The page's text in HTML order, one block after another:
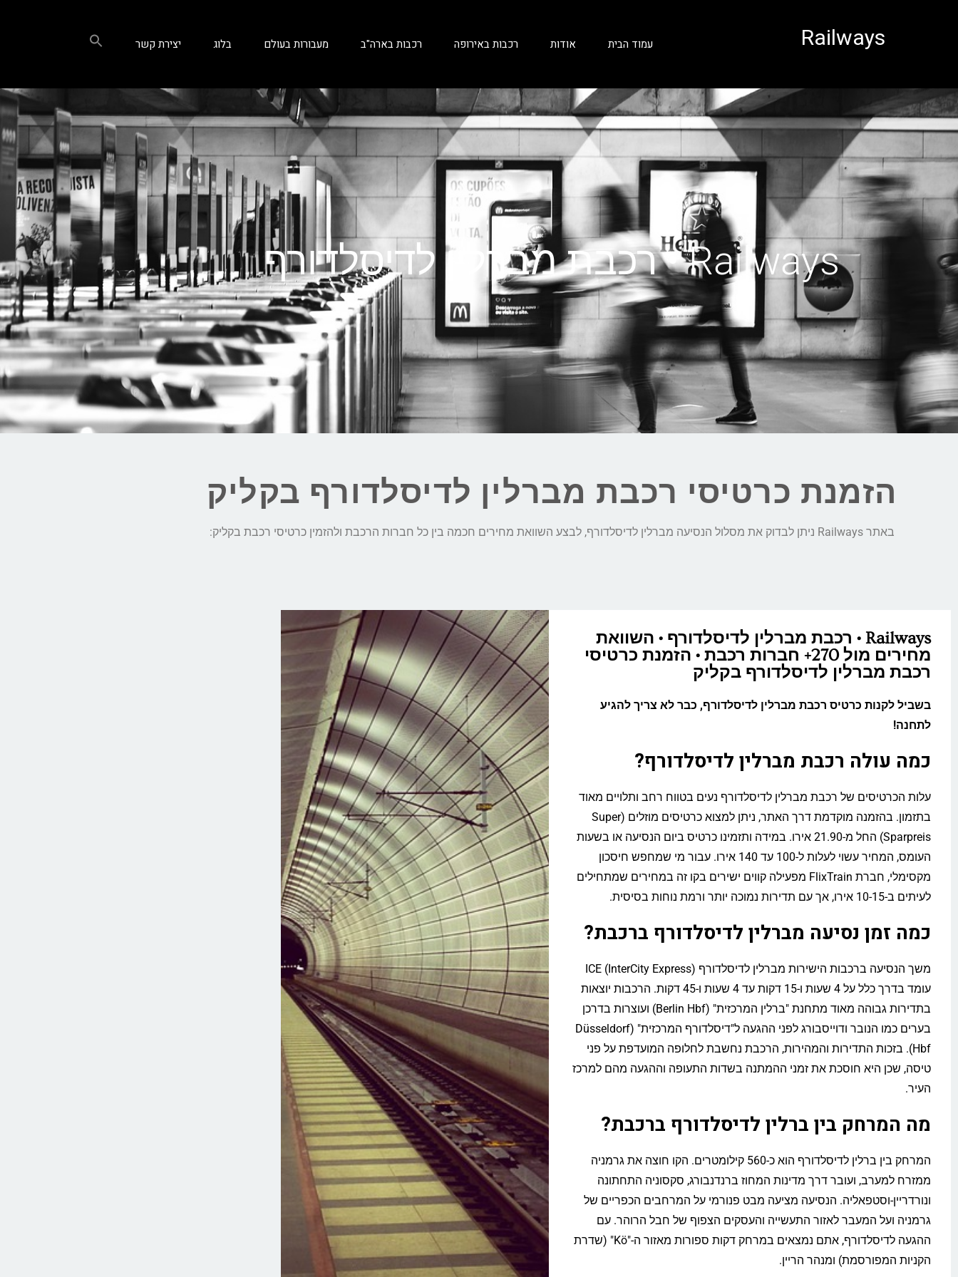
Railways עמוד הבית אודות רכבות באירופה רכבות בארה"ב מעבורות בעולם בלוג יצירת קשר
Railways • רכבת מברלין לדיסלדורף
הזמנת כרטיסי רכבת מברלין לדיסלדורף בקליק
באתר Railways ניתן לבדוק את מסלול הנסיעה מברלין לדיסלדורף, לבצע השוואת מחירים חכמה בין כל חברות הרכבת ולהזמין כרטיסי רכבת בקליק:
Railways • רכבת מברלין לדיסלדורף • השוואת
מחירים מול 270+ חברות רכבת • הזמנת כרטיסי
רכבת מברלין לדיסלדורף בקליק
בשביל לקנות כרטיס רכבת מברלין לדיסלדורף, כבר לא צריך להגיע
לתחנה!
כמה עולה רכבת מברלין לדיסלדורף?
עלות הכרטיסים של רכבת מברלין לדיסלדורף נעים בטווח רחב ותלויים מאוד
בתזמון. בהזמנה מוקדמת דרך האתר, ניתן למצוא כרטיסים מוזלים (Super
Sparpreis) החל מ-21.90 אירו. במידה ותזמינו כרטיס ביום הנסיעה או בשעות
העומס, המחיר עשוי לעלות ל-100 עד 140 אירו. עבור מי שמחפש חיסכון
מקסימלי, חברת FlixTrain מפעילה קווים ישירים בקו זה במחירים שמתחילים
לעיתים ב-10-15 אירו, אך עם תדירות נמוכה יותר ורמת נוחות בסיסית.
כמה זמן נסיעה מברלין לדיסלדורף ברכבת?
משך הנסיעה ברכבות הישירות מברלין לדיסלדורף ICE (InterCity Express)
עומד בדרך כלל על 4 שעות ו-15 דקות עד 4 שעות ו-45 דקות. הרכבות יוצאות
בתדירות גבוהה מאוד מתחנת "ברלין המרכזית" (Berlin Hbf) ועוצרות בדרכן
בערים כמו הנובר ודוייסבורג לפני ההגעה ל"דיסלדורף המרכזית" (Düsseldorf
Hbf). בזכות התדירות והמהירות, הרכבת נחשבת לחלופה המועדפת על פני
טיסה, שכן היא חוסכת את זמני ההמתנה בשדות התעופה וההגעה מהם למרכז
העיר.
מה המרחק בין ברלין לדיסלדורף ברכבת?
המרחק בין ברלין לדיסלדורף הוא כ-560 קילומטרים. הקו חוצה את גרמניה
ממזרח למערב, ועובר דרך מדינות המחוז ברנדנבורג, סקסוניה התחתונה
ונורדריין-וסטפאליה. הנסיעה מציעה מבט פנורמי על המרחבים הכפריים של
גרמניה ועל המעבר לאזור התעשייה והעסקים הצפוף של חבל הרוהר. עם
ההגעה לדיסלדורף, אתם נמצאים במרחק דקות ספורות מאזור ה-"Kö" (שדרת
הקניות המפורסמת) ומנהר הריין.